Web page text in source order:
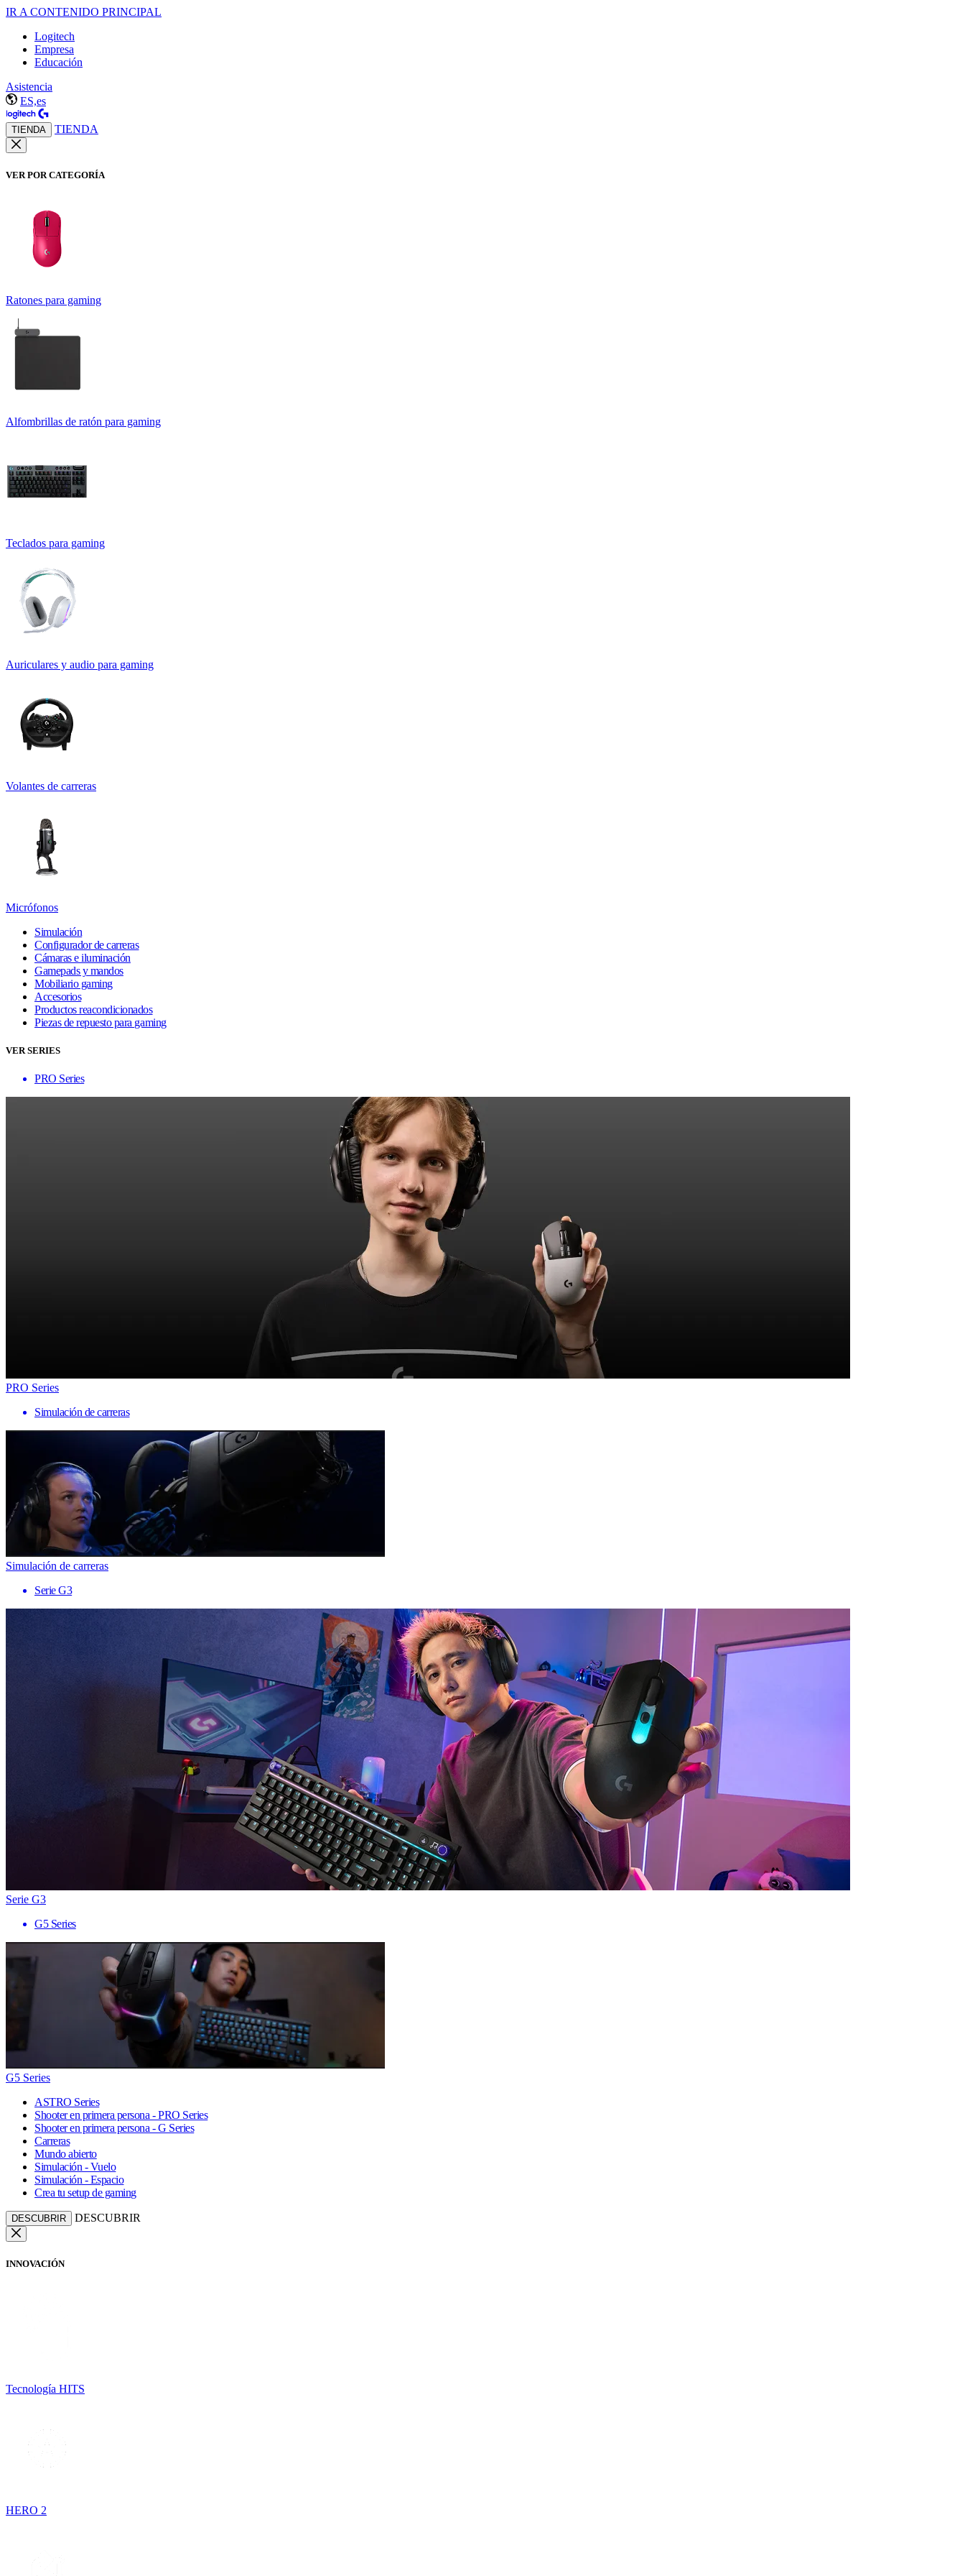
IR A CONTENIDO PRINCIPAL
Logitech
Empresa
Educación
Asistencia
ES,es
TIENDA TIENDA
VER POR CATEGORÍA
Ratones para gaming
Alfombrillas de ratón para gaming
Teclados para gaming
Auriculares y audio para gaming
Volantes de carreras
Micrófonos
Simulación
Configurador de carreras
Cámaras e iluminación
Gamepads y mandos
Mobiliario gaming
Accesorios
Productos reacondicionados
Piezas de repuesto para gaming
VER SERIES
PRO Series
PRO Series
Simulación de carreras
Simulación de carreras
Serie G3
Serie G3
G5 Series
G5 Series
ASTRO Series
Shooter en primera persona - PRO Series
Shooter en primera persona - G Series
Carreras
Mundo abierto
Simulación - Vuelo
Simulación - Espacio
Crea tu setup de gaming
DESCUBRIR DESCUBRIR
INNOVACIÓN
Tecnología HITS
HERO 2